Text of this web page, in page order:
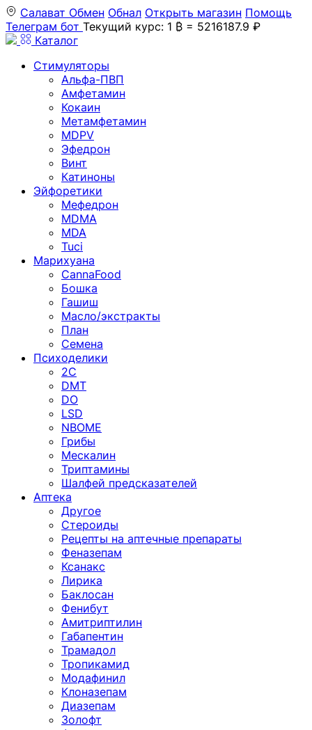
Салават Обмен Обнал Открыть магазин Помощь
Телеграм бот Текущий курс: 1 ₿ = 5216187.9 ₽
Каталог
Стимуляторы
Альфа-ПВП
Амфетамин
Кокаин
Метамфетамин
MDPV
Эфедрон
Винт
Катиноны
Эйфоретики
Мефедрон
MDMA
MDA
Tuci
Марихуана
CannaFood
Бошка
Гашиш
Масло/экстракты
План
Семена
Психоделики
2C
DMT
DO
LSD
NBOME
Грибы
Мескалин
Триптамины
Шалфей предсказателей
Аптека
Другое
Стероиды
Рецепты на аптечные препараты
Феназепам
Ксанакс
Лирика
Баклосан
Фенибут
Амитриптилин
Габапентин
Трамадол
Тропикамид
Модафинил
Клоназепам
Диазепам
Золофт